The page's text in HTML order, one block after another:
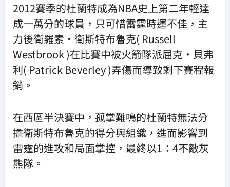
2012賽季的杜蘭特成為NBA史上第二年輕達
成一萬分的球員，只可惜雷霆時運不佳，主
力後衛羅素·衛斯特布魯克( Russell
Westbrook )在比賽中被火箭隊派屈克·貝弗
利( Patrick Beverley )弄傷而導致剩下賽程報
銷。
在西區半決賽中，孤掌難鳴的杜蘭特無法分
擔衛斯特布魯克的得分與組織，進而影響到
雷霆的進攻和局面掌控，最終以1：4不敵灰
熊隊。